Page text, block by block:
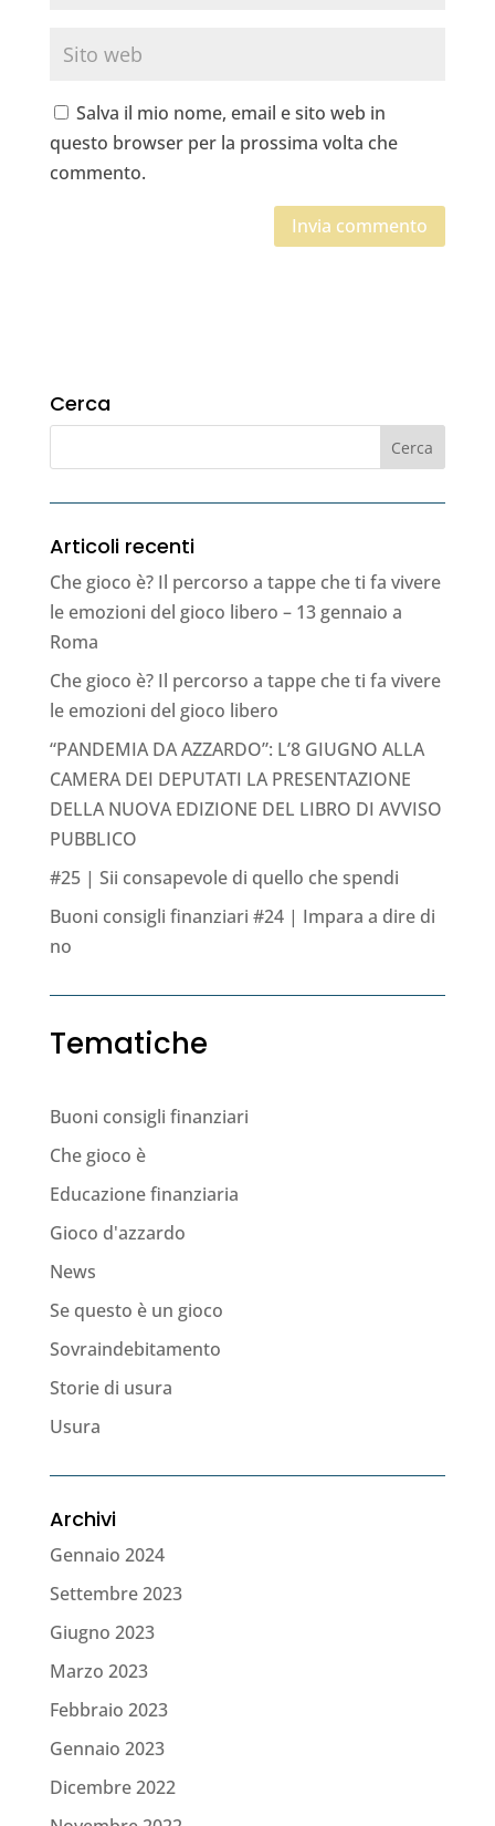
Salva il mio nome, email e sito web in
questo browser per la prossima volta che
commento.
Cerca
Articoli recenti
Che gioco è? Il percorso a tappe che ti fa vivere
le emozioni del gioco libero – 13 gennaio a
Roma
Che gioco è? Il percorso a tappe che ti fa vivere
le emozioni del gioco libero
“PANDEMIA DA AZZARDO”: L’8 GIUGNO ALLA
CAMERA DEI DEPUTATI LA PRESENTAZIONE
DELLA NUOVA EDIZIONE DEL LIBRO DI AVVISO
PUBBLICO
#25 | Sii consapevole di quello che spendi
Buoni consigli finanziari #24 | Impara a dire di
no
Tematiche
Buoni consigli finanziari
Che gioco è
Educazione finanziaria
Gioco d'azzardo
News
Se questo è un gioco
Sovraindebitamento
Storie di usura
Usura
Archivi
Gennaio 2024
Settembre 2023
Giugno 2023
Marzo 2023
Febbraio 2023
Gennaio 2023
Dicembre 2022